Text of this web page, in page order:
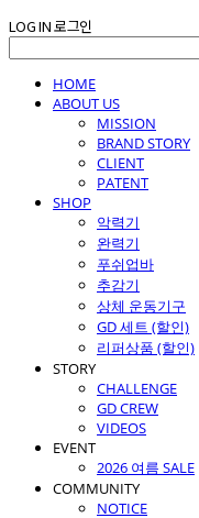
LOG IN로그인
HOME
ABOUT US
MISSION
BRAND STORY
CLIENT
PATENT
SHOP
악력기
완력기
푸쉬업바
추감기
상체 운동기구
GD 세트 (할인)
리퍼상품 (할인)
STORY
CHALLENGE
GD CREW
VIDEOS
EVENT
2026 여름 SALE
COMMUNITY
NOTICE